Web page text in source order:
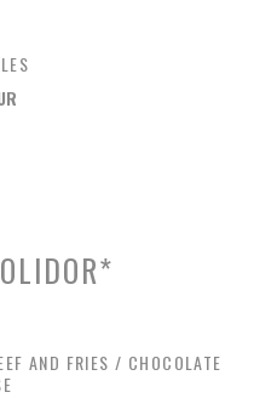
AND FRIES / CHOCOLATE